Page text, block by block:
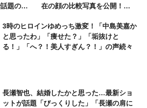
題の人
在の顔の比較写真を公開！
すぎ」「ver. いくつだよ」
3時のヒロインゆめっち激変！「中島美嘉か
と思ったわ」「痩せた？」「垢抜けと
る！」「へ？！美人すぎん？！」の声続々
長瀬智也、結婚したかと思った…最新ショ
ットが話題「びっくりした」「長瀬の肩に